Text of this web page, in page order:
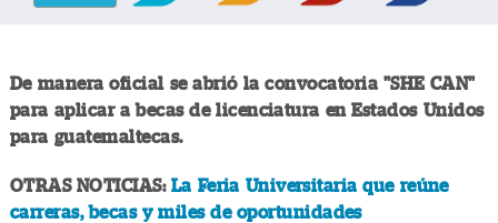
De manera oficial se abrió la convocatoria "SHE CAN"
para aplicar a becas de licenciatura en Estados Unidos
para guatemaltecas.
OTRAS NOTICIAS: La Feria Universitaria que reúne
carreras, becas y miles de oportunidades